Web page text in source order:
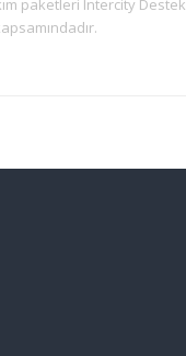
paketleri Intercity Destek